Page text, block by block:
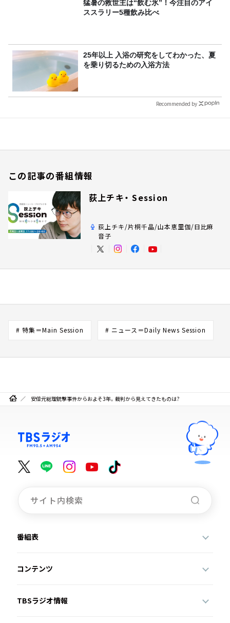
猛暑の救世主は“飲む氷”！今注目のアイ
ススラリー5種飲み比べ
25年以上 入浴の研究をしてわかった、夏
を乗り切るための入浴方法
Recommended by
この記事の番組情報
荻上チキ・ Session
荻上チキ/片桐千晶/山本恵里伽/日比麻
音子
# 特集＝Main Session # ニュース＝Daily News Session
安倍元総理銃撃事件からおよそ3年。裁判から見えてきたものは?
番組表
コンテンツ
TBSラジオ情報